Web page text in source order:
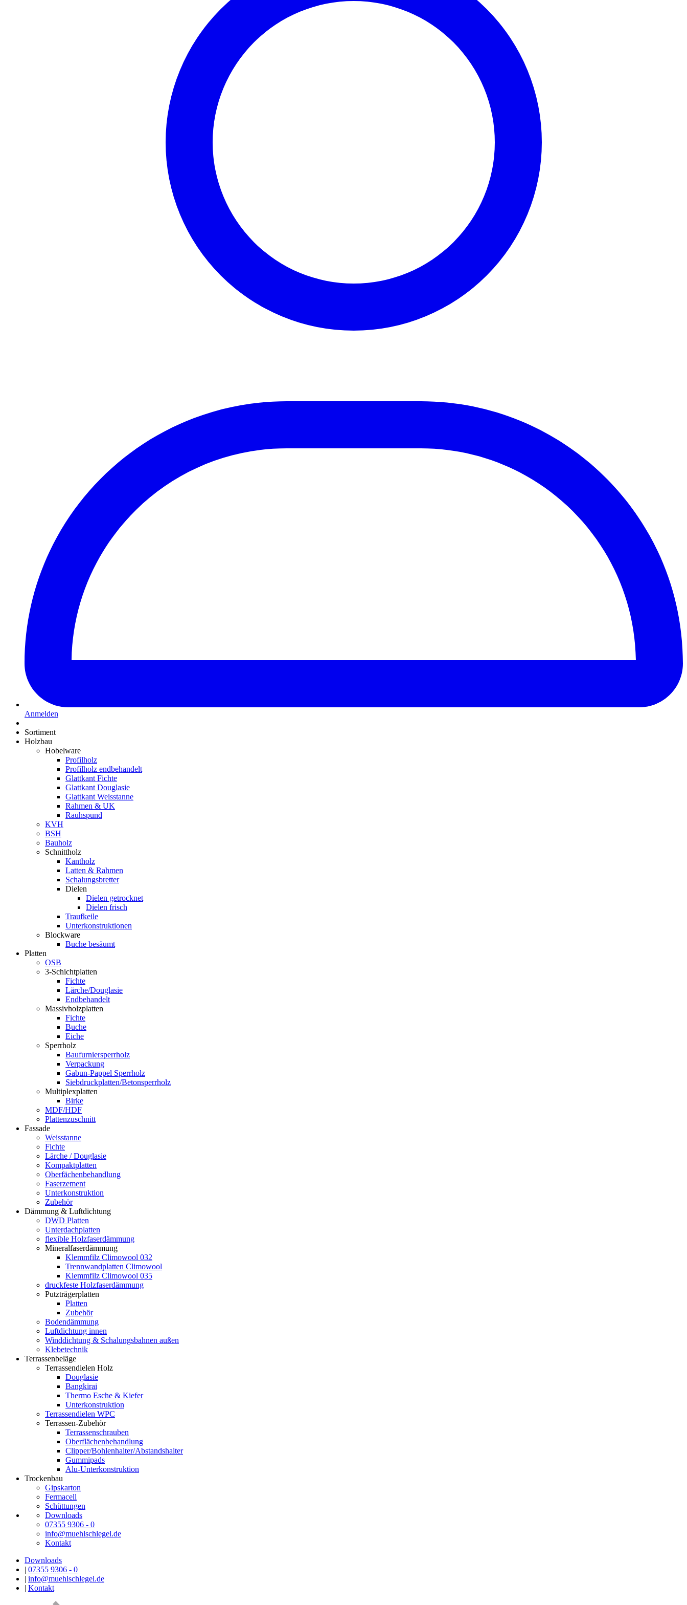
Anmelden
Sortiment
Holzbau
Hobelware
Profilholz
Profilholz endbehandelt
Glattkant Fichte
Glattkant Douglasie
Glattkant Weisstanne
Rahmen & UK
Rauhspund
KVH
BSH
Bauholz
Schnittholz
Kantholz
Latten & Rahmen
Schalungsbretter
Dielen
Dielen getrocknet
Dielen frisch
Traufkeile
Unterkonstruktionen
Blockware
Buche besäumt
Platten
OSB
3-Schichtplatten
Fichte
Lärche/Douglasie
Endbehandelt
Massivholzplatten
Fichte
Buche
Eiche
Sperrholz
Baufurniersperrholz
Verpackung
Gabun-Pappel Sperrholz
Siebdruckplatten/Betonsperrholz
Multiplexplatten
Birke
MDF/HDF
Plattenzuschnitt
Fassade
Weisstanne
Fichte
Lärche / Douglasie
Kompaktplatten
Oberfächenbehandlung
Faserzement
Unterkonstruktion
Zubehör
Dämmung & Luftdichtung
DWD Platten
Unterdachplatten
flexible Holzfaserdämmung
Mineralfaserdämmung
Klemmfilz Climowool 032
Trennwandplatten Climowool
Klemmfilz Climowool 035
druckfeste Holzfaserdämmung
Putzträgerplatten
Platten
Zubehör
Bodendämmung
Luftdichtung innen
Winddichtung & Schalungsbahnen außen
Klebetechnik
Terrassenbeläge
Terrassendielen Holz
Douglasie
Bangkirai
Thermo Esche & Kiefer
Unterkonstruktion
Terrassendielen WPC
Terrassen-Zubehör
Terrassenschrauben
Oberflächenbehandlung
Clipper/Bohlenhalter/Abstandshalter
Gummipads
Alu-Unterkonstruktion
Trockenbau
Gipskarton
Fermacell
Schüttungen
Downloads
07355 9306 - 0
info@muehlschlegel.de
Kontakt
Downloads
| 07355 9306 - 0
| info@muehlschlegel.de
| Kontakt